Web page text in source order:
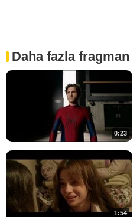
Daha fazla fragman
0:23
1:54